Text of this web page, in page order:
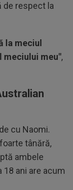
de respect la
la meciul
meciului meu",
cu Naomi.
tânără,
ambele
18 ani are acum